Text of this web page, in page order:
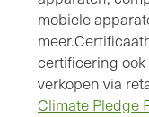
mobiele
certificering
verkopen via
Climate Pledge